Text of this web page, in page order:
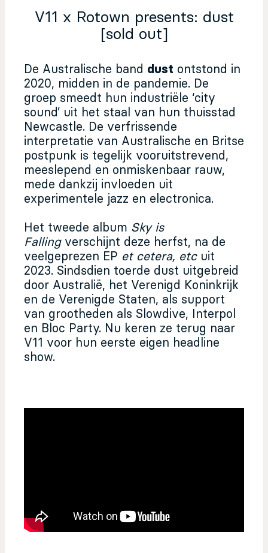
V11 x Rotown presents: dust
[sold out]
De Australische band dust ontstond in
2020, midden in de pandemie. De
groep smeedt hun industriële ‘city
sound’ uit het staal van hun thuisstad
Newcastle. De verfrissende
interpretatie van Australische en Britse
postpunk is tegelijk vooruitstrevend,
meeslepend en onmiskenbaar rauw,
mede dankzij invloeden uit
experimentele jazz en electronica.
Het tweede album Sky is
Fallingverschijnt deze herfst, na de
veelgeprezen EP et cetera, etcuit
2023. Sindsdien toerde dust uitgebreid
door Australië, het Verenigd Koninkrijk
en de Verenigde Staten, als support
van grootheden als Slowdive, Interpol
en Bloc Party. Nu keren ze terug naar
V11 voor hun eerste eigen headline
show.